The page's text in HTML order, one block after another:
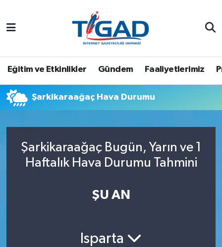
Eğitim ve Etkinlikler Gündem Faaliyetlerimiz
Şarkikaraağaç Hava Durumu
Şarkikaraağaç Bugün, Yarın ve 1
Haftalık Hava Durumu Tahmini
ŞU AN
Isparta
Nöbetçi Eczaneler
Tüm Manşetler
Son Dakika Haberleri